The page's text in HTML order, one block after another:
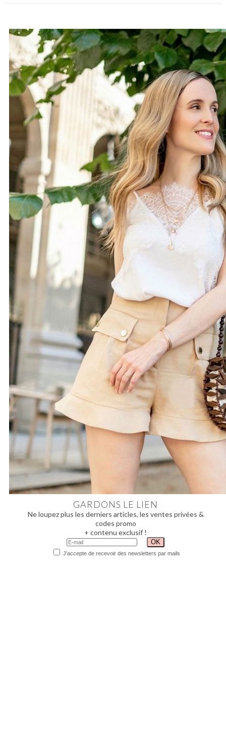
GARDONS LE LIEN
Ne loupez plus les derniers articles, les ventes privées &
codes promo
+ contenu exclusif !
J'accepte de recevoir des newsletters par mails